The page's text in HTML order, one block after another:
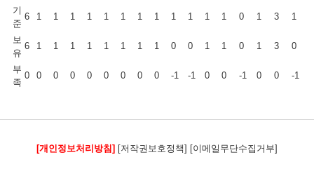
기
준
6 1 1 1 1 1 1 1 1 1 1 1 1 0 1 3 1
보
유
6 1 1 1 1 1 1 1 1 0 0 1 1 0 1 3 0
부
족
0 0 0 0 0 0 0 0 0 -1 -1 0 0 -1 0 0 -1
[개인정보처리방침] [저작권보호정책] [이메일무단수집거부]